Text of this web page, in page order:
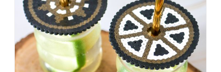
#makeover
#badezimmerdesign
#renovieren
#altbau